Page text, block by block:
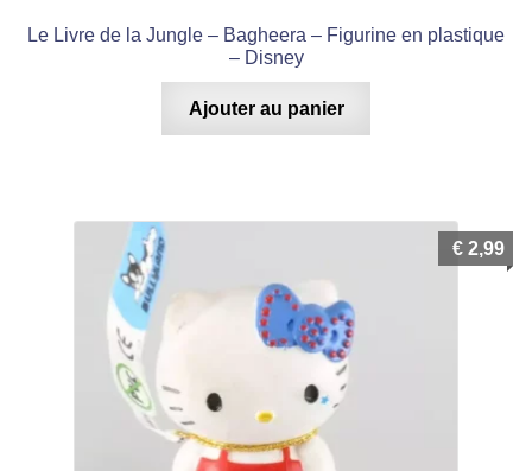
Le Livre de la Jungle – Bagheera – Figurine en plastique
– Disney
Ajouter au panier
€ 2,99